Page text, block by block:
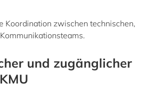
Koordination zwischen technischen,
und zugänglicher